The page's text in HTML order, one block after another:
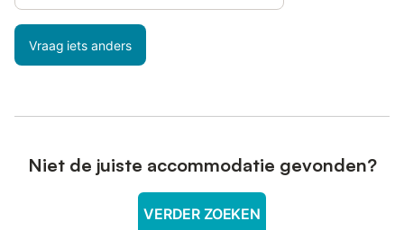
Vraag iets anders
Niet de juiste accommodatie gevonden?
VERDER ZOEKEN